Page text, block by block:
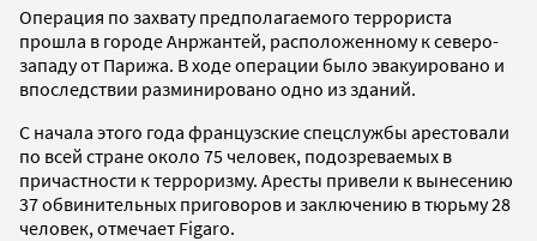
Операция по захвату предполагаемого террориста
прошла в городе Анржантей, расположенному к северо-
западу от Парижа. В ходе операции было эвакуировано и
впоследствии разминировано одно из зданий.
С начала этого года французские спецслужбы арестовали
по всей стране около 75 человек, подозреваемых в
причастности к терроризму. Аресты привели к вынесению
37 обвинительных приговоров и заключению в тюрьму 28
человек, отмечает Figaro.